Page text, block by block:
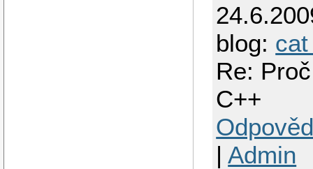
blog:
Re:
C++
| Admin